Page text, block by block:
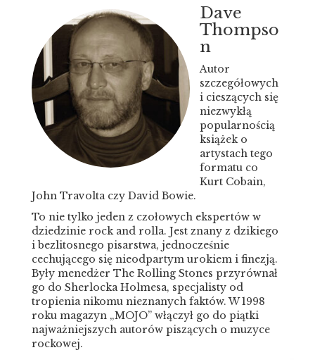
Dave
Thompso
n
Autor
szczegółowych
i cieszących się
niezwykłą
popularnością
książek o
artystach tego
formatu co
Kurt Cobain,
John Travolta czy David Bowie.
To nie tylko jeden z czołowych ekspertów w
dziedzinie rock and rolla. Jest znany z dzikiego
i bezlitosnego pisarstwa, jednocześnie
cechującego się nieodpartym urokiem i finezją.
Były menedżer The Rolling Stones przyrównał
go do Sherlocka Holmesa, specjalisty od
tropienia nikomu nieznanych faktów. W 1998
roku magazyn „MOJO” włączył go do piątki
najważniejszych autorów piszących o muzyce
rockowej.